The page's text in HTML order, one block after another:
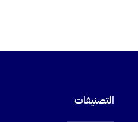
التصنيفات